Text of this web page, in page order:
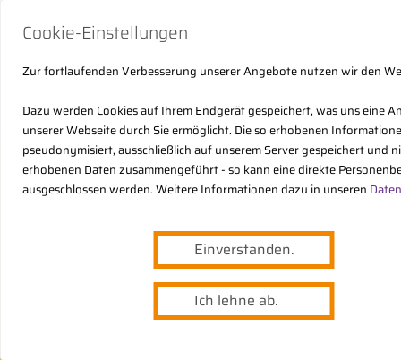
Cookie-Einstellungen
Zur fortlaufenden Verbesserung unserer Angebote nutzen wir den
Dazu werden Cookies auf Ihrem Endgerät gespeichert, was uns eine
unserer Webseite durch Sie ermöglicht. Die so erhobenen
pseudonymisiert, ausschließlich auf unserem Server gespeichert und
erhobenen Daten zusammengeführt - so kann eine direkte
ausgeschlossen werden. Weitere Informationen dazu in unseren
Einverstanden.
Ich lehne ab.